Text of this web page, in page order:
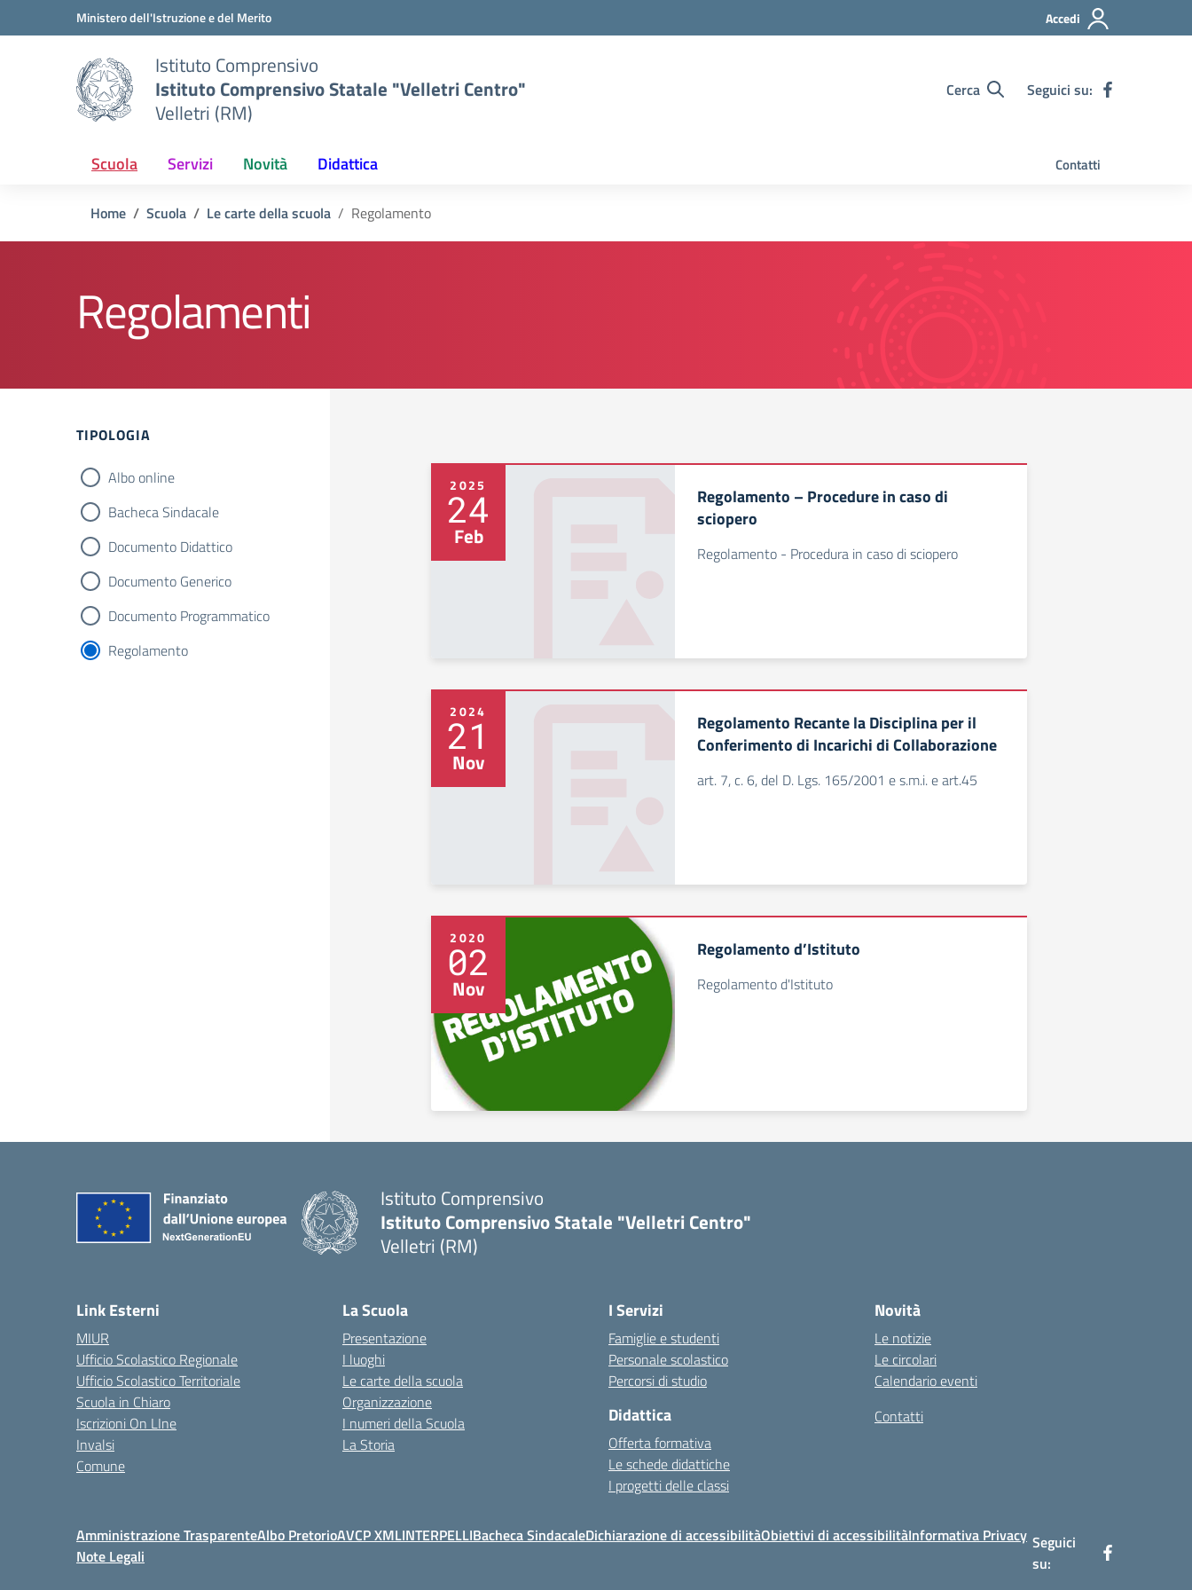
Vai ai contenuti
Vai al menu di navigazioneMinistero dell'Istruzione e del Merito Accedi
Istituto Comprensivo
Istituto Comprensivo Statale "Velletri Centro"
Velletri (RM)
Cerca Seguici su:
Scuola Servizi Novità Didattica Contatti
Home Scuola Le carte della scuola Regolamento
Regolamenti
TIPOLOGIA
Albo online
Bacheca Sindacale
Documento Didattico
Documento Generico
Documento Programmatico
Regolamento
2025
24
Feb
Regolamento – Procedure in caso di
sciopero
Regolamento - Procedura in caso di sciopero
2024
21
Nov
Regolamento Recante la Disciplina per il
Conferimento di Incarichi di Collaborazione
art. 7, c. 6, del D. Lgs. 165/2001 e s.m.i. e art.45
2020
02
Nov
Regolamento d’Istituto
Regolamento d'Istituto
Istituto Comprensivo
Istituto Comprensivo Statale "Velletri Centro"
Velletri (RM)
Link Esterni
MIUR
Ufficio Scolastico Regionale
Ufficio Scolastico Territoriale
Scuola in Chiaro
Iscrizioni On LIne
Invalsi
Comune
La Scuola
Presentazione
I luoghi
Le carte della scuola
Organizzazione
I numeri della Scuola
La Storia
I Servizi
Famiglie e studenti
Personale scolastico
Percorsi di studio
Didattica
Offerta formativa
Le schede didattiche
I progetti delle classi
Novità
Le notizie
Le circolari
Calendario eventi
Contatti
Amministrazione TrasparenteAlbo PretorioAVCP XMLINTERPELLIBacheca SindacaleDichiarazione di accessibilitàObiettivi di accessibilitàInformativa Privacy
Note Legali
Seguici
su: